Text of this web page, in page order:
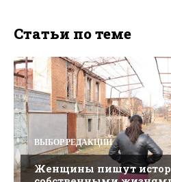
Статьи по теме
ВЫБОР РЕДАКЦИИ
Женщины пишут